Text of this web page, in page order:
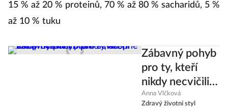
15 % až 20 % proteinů, 70 % až 80 % sacharidů, 5 %
až 10 % tuku
Zábavný pohyb
pro ty, kteří
nikdy necvičili:
Tohle cvičení
Anna Vlčková
Zdravý životní styl